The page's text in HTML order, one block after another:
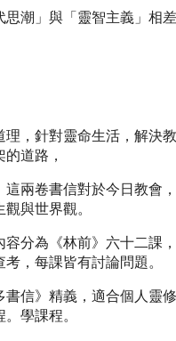
潮」與「靈智主義」相
理，針對靈命生活，解決
道路，
兩卷書信對於今日教會
與世界觀。
分為《林前》六十二課
，每課皆有討論問題。
書信》精義，適合個人靈
學課程。